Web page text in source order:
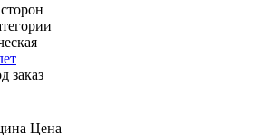
заказ
Цена